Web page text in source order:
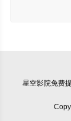
星空影院免费